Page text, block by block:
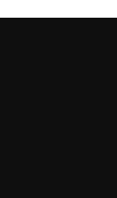
computer in your
are available.
form of art
of other
which will
We have